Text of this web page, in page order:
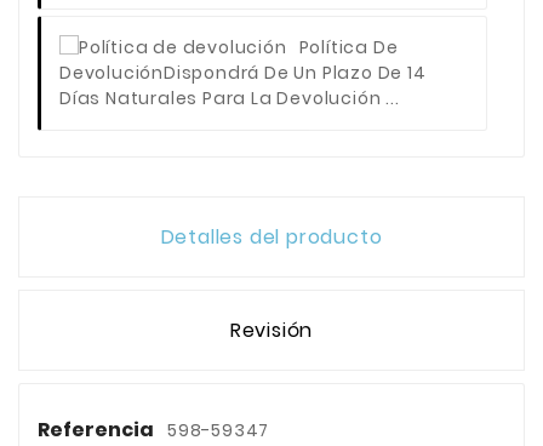
Política De
DevoluciónDispondrá De Un Plazo De 14
Días Naturales Para La Devolución ...
Detalles del producto
Revisión
Referencia 598-59347